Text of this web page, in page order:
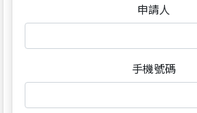
申請人
手機號碼